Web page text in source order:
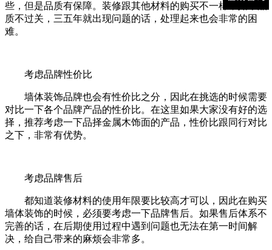
些，但是品质有保障。装修跟其他材料的购买不一样，如果品
质不过关，三五年就出现问题的话，处理起来也会非常的困
难。
考虑品牌性价比
墙体装饰品牌也会有性价比之分，因此在挑选的时候需要
对比一下各个品牌产品的性价比。在这里如果大家没有好的选
择，推荐考虑一下品择金属木饰面的产品，性价比跟同行对比
之下，非常有优势。
考虑品牌售后
都知道装修材料的使用年限要比较高才可以，因此在购买
墙体装饰的时候，必须要考虑一下品牌售后。如果售后体系不
完善的话，在后期使用过程中遇到问题也无法在第一时间解
决，给自己带来的麻烦会非常多。